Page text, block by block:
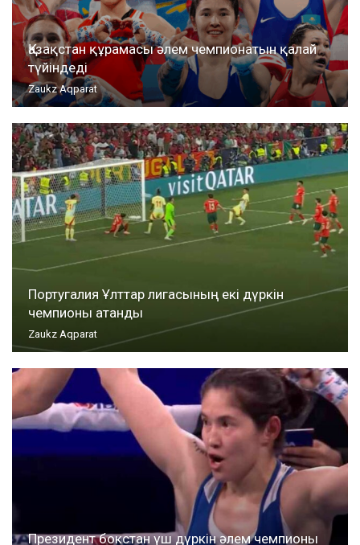
Қазақстан құрамасы әлем чемпионатын қалай
түйіндеді
Zaukz Aqparat
Португалия Ұлттар лигасының екі дүркін
чемпионы атанды
Zaukz Aqparat
Президент бокстан үш дүркін әлем чемпионы